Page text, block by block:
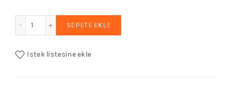
SEPETE EKLE
İstek listesine ekle